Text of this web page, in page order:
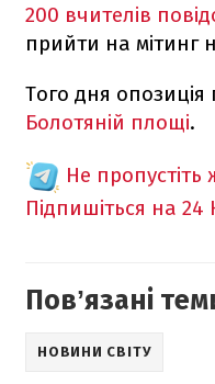
200 вчителів
прийти на мітинг
Того дня опозиція
Болотяній площі.
Не
Підпишіться на
Повʼязані
НОВИНИ СВІТУ